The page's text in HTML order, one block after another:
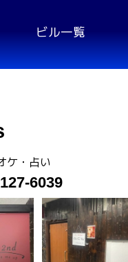
ビル一覧
ケ・占い
6039